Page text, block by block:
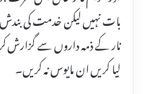
بات نہیں لیکن خدمت کی بندش
نار کے ذمہ داروں سے گزارش
لیا کریں ان مایوس نہ کریں۔